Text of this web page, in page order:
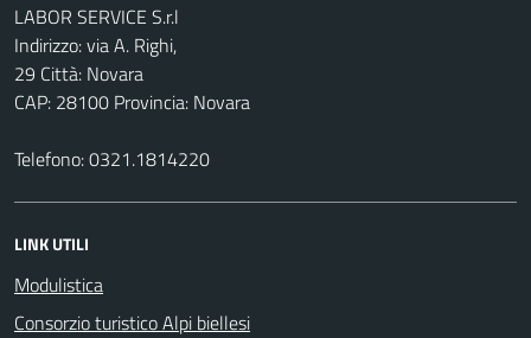
LABOR SERVICE S.r.l
Indirizzo: via A. Righi,
29 Città: Novara
CAP: 28100 Provincia: Novara
Telefono: 0321.1814220
LINK UTILI
Modulistica
Consorzio turistico Alpi biellesi